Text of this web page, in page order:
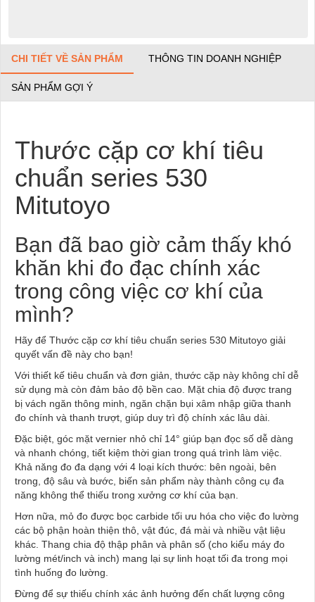
CHI TIẾT VỀ SẢN PHẨM THÔNG TIN DOANH NGHIỆP
SẢN PHẨM GỢI Ý
Thước cặp cơ khí tiêu
chuẩn series 530
Mitutoyo
Bạn đã bao giờ cảm thấy khó
khăn khi đo đạc chính xác
trong công việc cơ khí của
mình?
Hãy để Thước cặp cơ khí tiêu chuẩn series 530 Mitutoyo giải
quyết vấn đề này cho bạn!
Với thiết kế tiêu chuẩn và đơn giản, thước cặp này không chỉ dễ
sử dụng mà còn đảm bảo độ bền cao. Mặt chia độ được trang
bị vách ngăn thông minh, ngăn chặn bụi xâm nhập giữa thanh
đo chính và thanh trượt, giúp duy trì độ chính xác lâu dài.
Đặc biệt, góc mặt vernier nhỏ chỉ 14° giúp bạn đọc số dễ dàng
và nhanh chóng, tiết kiệm thời gian trong quá trình làm việc.
Khả năng đo đa dạng với 4 loại kích thước: bên ngoài, bên
trong, độ sâu và bước, biến sản phẩm này thành công cụ đa
năng không thể thiếu trong xưởng cơ khí của bạn.
Hơn nữa, mỏ đo được bọc carbide tối ưu hóa cho việc đo lường
các bộ phận hoàn thiện thô, vật đúc, đá mài và nhiều vật liệu
khác. Thang chia độ thập phân và phân số (cho kiểu máy đo
lường mét/inch và inch) mang lại sự linh hoạt tối đa trong mọi
tình huống đo lường.
Đừng để sự thiếu chính xác ảnh hưởng đến chất lượng công